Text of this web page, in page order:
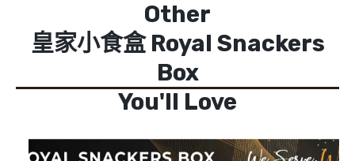
Other
皇家小食盒 Royal Snackers
Box
You'll Love